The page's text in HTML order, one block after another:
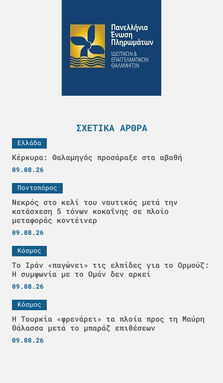
ΣΧΕΤΙΚΆ ΆΡΘΡΑ
Ελλάδα
Κέρκυρα: Θαλαμηγός προσάραξε στα αβαθή
09.08.26
Ποντοπόρος
Νεκρός στο κελί του ναυτικός μετά την
κατάσχεση 5 τόνων κοκαΐνης σε πλοίο
μεταφοράς κοντέινερ
09.08.26
Κόσμος
Το Ιράν «παγώνει» τις ελπίδες για το Ορμούζ:
Η συμφωνία με το Ομάν δεν αρκεί
09.08.26
Κόσμος
Η Τουρκία «φρενάρει» τα πλοία προς τη Μαύρη
Θάλασσα μετά το μπαράζ επιθέσεων
09.08.26